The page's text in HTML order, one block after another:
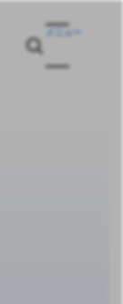
メニュー